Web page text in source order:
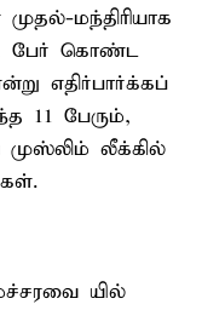
மந்திரியாக
21 பேர் கொண்ட
எதிர்பார்க்கப்
11 பேரும்,
முஸ்லிம் லீக்கில்
யில்